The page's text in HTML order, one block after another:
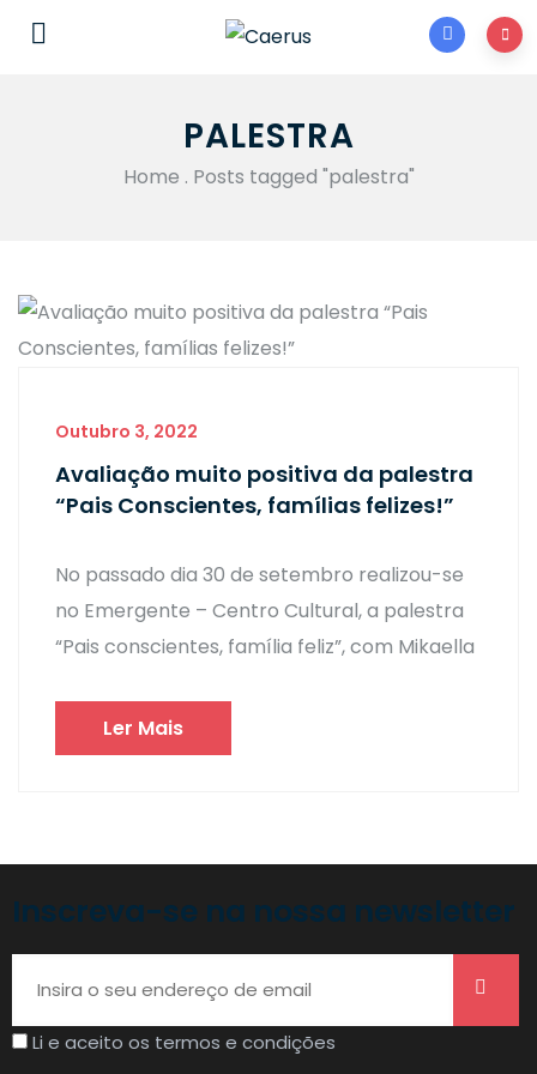
PALESTRA
Home . Posts tagged "palestra"
Outubro 3, 2022
Avaliação muito positiva da palestra
“Pais Conscientes, famílias felizes!”
No passado dia 30 de setembro realizou-se
no Emergente – Centro Cultural, a palestra
“Pais conscientes, família feliz”, com Mikaella
Ler Mais
Inscreva-se na nossa newsletter
Li e aceito os termos e condições